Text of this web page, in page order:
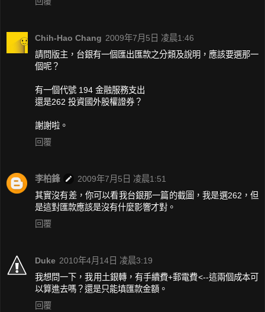
Chih-Hao Chang 2009年7月5日 凌晨1:46
請問版主，台銀有一個匯出匯款之分類及說明，應該要選那一
個呢？
有一個代號 194 金融服務支出
還是262 投資國外股權證券？
謝謝啦。
回覆
李柏鋒
2009年7月5日 凌晨1:51
其實沒有差，你可以看我台銀那一篇的截圖，我是選262，但
是這對匯款應該是沒有什麼影響才對。
回覆
Duke 2010年4月14日 凌晨3:19
我想問一下，我用土銀轉，有手續費+郵電費<--這兩個成本可
以算進去嗎？還是只能填匯款金額。
回覆